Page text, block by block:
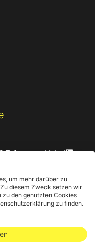
GmbH
um mehr darüber zu
diesem Zweck setzen wir
den genutzten Cookies
zu finden.